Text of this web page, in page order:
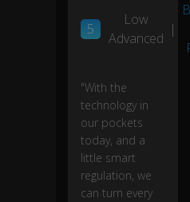
u
m
iv
e
n
tr
a
ns
5
Low
Advanced
|
"With the
technology in
our pockets
today, and a
little smart
regulation, we
can turn every